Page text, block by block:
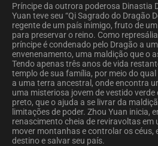
Príncipe da outrora poderosa Dinastia
Yuan teve seu “Qi Sagrado do Dragão
regente de um país inimigo, fruto de
para preservar o reino. Como
príncipe é condenado pelo Dragão a
envenenamento, uma maldição que o
Tendo apenas três anos de vida
templo de sua família, por meio do
a uma terra ancestral, onde encontra
uma misteriosa jovem de vestido
preto, que o ajuda a se livrar da
limitações de poder. Zhou Yuan inicia,
renascimento cheia de reviravoltas em
mover montanhas e controlar os
destino e salvar seu país.